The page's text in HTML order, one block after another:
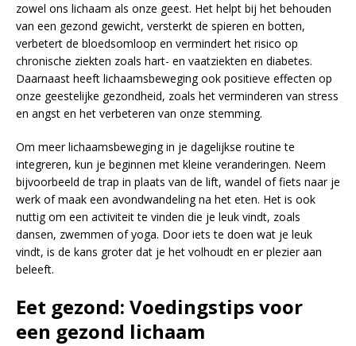
zowel ons lichaam als onze geest. Het helpt bij het behouden
van een gezond gewicht, versterkt de spieren en botten,
verbetert de bloedsomloop en vermindert het risico op
chronische ziekten zoals hart- en vaatziekten en diabetes.
Daarnaast heeft lichaamsbeweging ook positieve effecten op
onze geestelijke gezondheid, zoals het verminderen van stress
en angst en het verbeteren van onze stemming.
Om meer lichaamsbeweging in je dagelijkse routine te
integreren, kun je beginnen met kleine veranderingen. Neem
bijvoorbeeld de trap in plaats van de lift, wandel of fiets naar je
werk of maak een avondwandeling na het eten. Het is ook
nuttig om een activiteit te vinden die je leuk vindt, zoals
dansen, zwemmen of yoga. Door iets te doen wat je leuk
vindt, is de kans groter dat je het volhoudt en er plezier aan
beleeft.
Eet gezond: Voedingstips voor
een gezond lichaam